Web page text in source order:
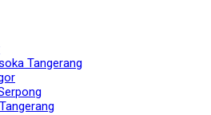
Tangerang